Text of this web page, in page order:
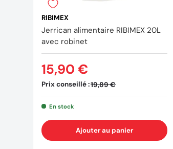
RIBIMEX
Jerrican alimentaire RIBIMEX 20L
avec robinet
Prix conseillé :19,89 €
15,90 €
En stock
Ajouter au panier